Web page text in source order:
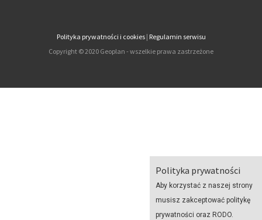
Polityka prywatności
Aby korzystać z naszej strony
musisz zakceptować politykę
prywatności oraz RODO.
Polityka prywatności i cookies| Regulamin serwisu
Copyright © 2020 Geoplan - wszelkie prawa zastrzeżone